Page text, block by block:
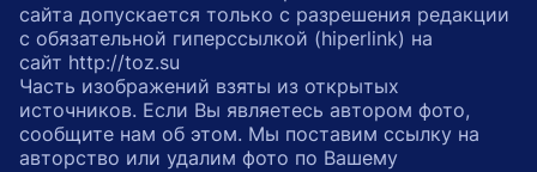
сайта допускается только с разрешения редакции
с обязательной гиперссылкой (hiperlink) на
сайт http://toz.su
Часть изображений взяты из открытых
источников. Если Вы являетесь автором фото,
сообщите нам об этом. Мы поставим ссылку на
авторство или удалим фото по Вашему